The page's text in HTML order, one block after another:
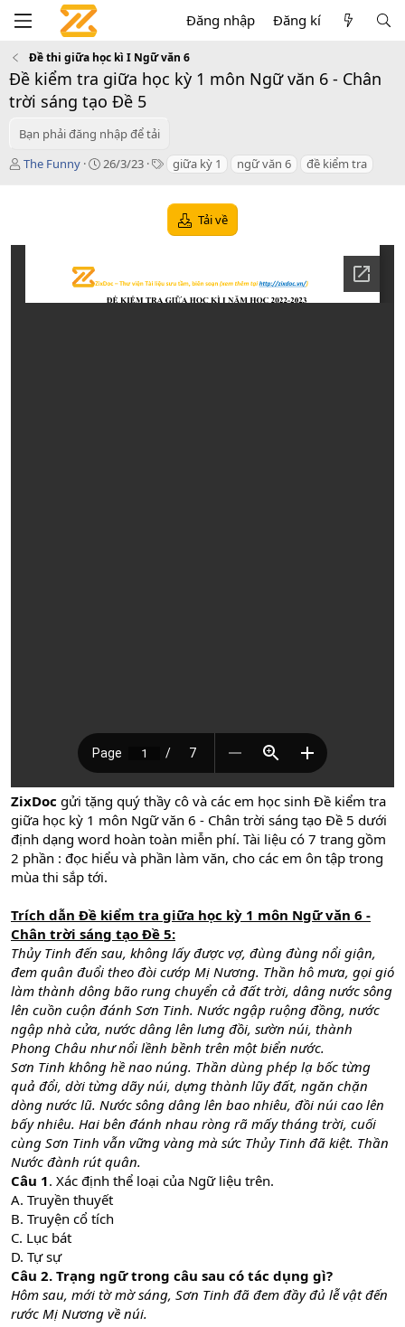
Đăng nhập Đăng kí
Đề thi giữa học kì I Ngữ văn 6
Đề kiểm tra giữa học kỳ 1 môn Ngữ văn 6 - Chân
trời sáng tạo Đề 5
Bạn phải đăng nhập để tải
T
ả
The Funny
C
26/3/23
T
s
giữa kỳ 1 ngữ văn 6 đề kiểm tra
Tải về
ZixDoc gửi tặng quý thầy cô và các em học sinh Đề kiểm tra
giữa học kỳ 1 môn Ngữ văn 6 - Chân trời sáng tạo Đề 5 dưới
định dạng word hoàn toàn miễn phí. Tài liệu có 7 trang gồm
2 phần : đọc hiểu và phần làm văn, cho các em ôn tập trong
mùa thi sắp tới.
Trích dẫn Đề kiểm tra giữa học kỳ 1 môn Ngữ văn 6 -
Chân trời sáng tạo Đề 5:
Thủy Tinh đến sau, không lấy được vợ, đùng đùng nổi giận,
đem quân đuổi theo đòi cướp Mị Nương. Thần hô mưa, gọi gió
làm thành dông bão rung chuyển cả đất trời, dâng nước sông
lên cuồn cuộn đánh Sơn Tinh. Nước ngập ruộng đồng, nước
ngập nhà cửa, nước dâng lên lưng đồi, sườn núi, thành
Phong Châu như nổi lềnh bềnh trên một biển nước.
Sơn Tinh không hề nao núng. Thần dùng phép lạ bốc từng
quả đổi, dời từng dãy núi, dựng thành lũy đất, ngăn chặn
dòng nước lũ. Nước sông dâng lên bao nhiêu, đồi núi cao lên
bấy nhiêu. Hai bên đánh nhau ròng rã mấy tháng trời, cuối
cùng Sơn Tinh vẫn vững vàng mà sức Thủy Tinh đã kiệt. Thần
Nước đành rút quân.
Câu 1. Xác định thể loại của Ngữ liệu trên.
A. Truyền thuyết
B. Truyện cổ tích
C. Lục bát
D. Tự sự
Câu 2. Trạng ngữ trong câu sau có tác dụng gì?
Hôm sau, mới tờ mờ sáng, Sơn Tinh đã đem đầy đủ lễ vật đến
rước Mị Nương về núi.